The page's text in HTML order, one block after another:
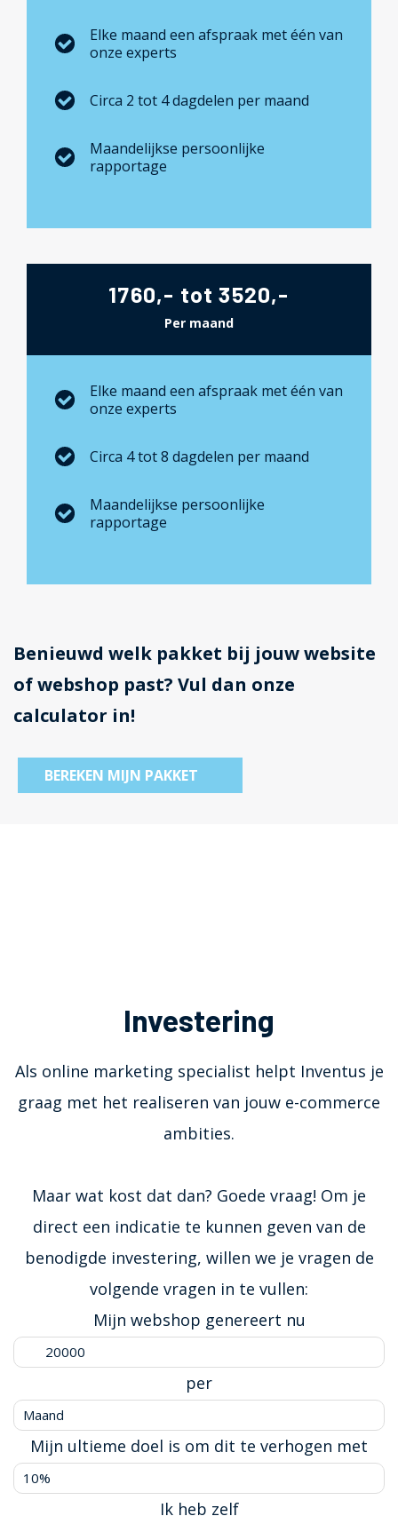
Elke maand een afspraak met één van
onze experts
Circa 2 tot 4 dagdelen per maand
Maandelijkse persoonlijke
rapportage
1760,- tot 3520,-
Per maand
Elke maand een afspraak met één van
onze experts
Circa 4 tot 8 dagdelen per maand
Maandelijkse persoonlijke
rapportage
Benieuwd welk pakket bij jouw website
of webshop past? Vul dan onze
calculator in!
BEREKEN MIJN PAKKET
Investering
Als online marketing specialist helpt Inventus je
graag met het realiseren van jouw e-commerce
ambities.
Maar wat kost dat dan? Goede vraag! Om je
direct een indicatie te kunnen geven van de
benodigde investering, willen we je vragen de
volgende vragen in te vullen:
Mijn webshop genereert nu
per
Mijn ultieme doel is om dit te verhogen met
Ik heb zelf